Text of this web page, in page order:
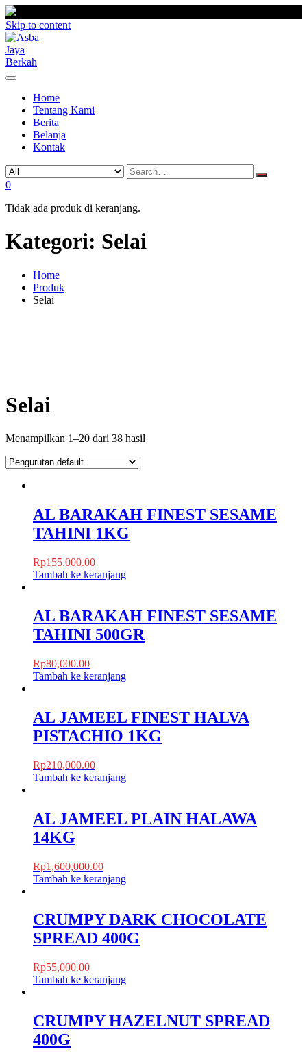
Skip to content
Home
Tentang Kami
Berita
Belanja
Kontak
0
Tidak ada produk di keranjang.
Kategori: Selai
Home
Produk
Selai
Selai
Menampilkan 1–20 dari 38 hasil
AL BARAKAH FINEST SESAME
TAHINI 1KG
Rp155,000.00
Tambah ke keranjang
AL BARAKAH FINEST SESAME
TAHINI 500GR
Rp80,000.00
Tambah ke keranjang
AL JAMEEL FINEST HALVA
PISTACHIO 1KG
Rp210,000.00
Tambah ke keranjang
AL JAMEEL PLAIN HALAWA
14KG
Rp1,600,000.00
Tambah ke keranjang
CRUMPY DARK CHOCOLATE
SPREAD 400G
Rp55,000.00
Tambah ke keranjang
CRUMPY HAZELNUT SPREAD
400G